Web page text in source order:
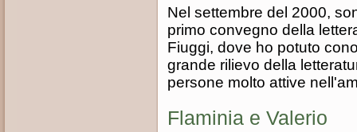
Nel settembre del 2000,
primo convegno della
Fiuggi, dove ho potuto
grande rilievo della
persone molto attive
Flaminia e Valerio